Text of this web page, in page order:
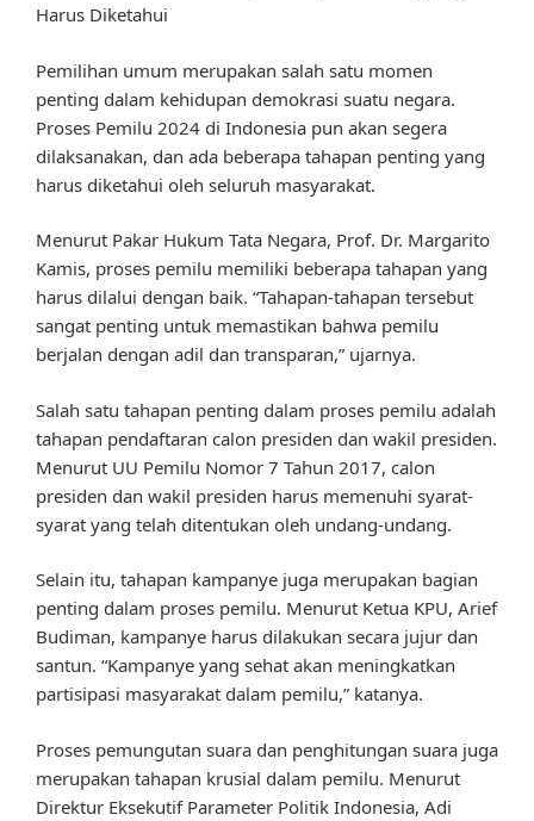
Harus Diketahui
Pemilihan umum merupakan salah satu momen
penting dalam kehidupan demokrasi suatu negara.
Proses Pemilu 2024 di Indonesia pun akan segera
dilaksanakan, dan ada beberapa tahapan penting yang
harus diketahui oleh seluruh masyarakat.
Menurut Pakar Hukum Tata Negara, Prof. Dr. Margarito
Kamis, proses pemilu memiliki beberapa tahapan yang
harus dilalui dengan baik. “Tahapan-tahapan tersebut
sangat penting untuk memastikan bahwa pemilu
berjalan dengan adil dan transparan,” ujarnya.
Salah satu tahapan penting dalam proses pemilu adalah
tahapan pendaftaran calon presiden dan wakil presiden.
Menurut UU Pemilu Nomor 7 Tahun 2017, calon
presiden dan wakil presiden harus memenuhi syarat-
syarat yang telah ditentukan oleh undang-undang.
Selain itu, tahapan kampanye juga merupakan bagian
penting dalam proses pemilu. Menurut Ketua KPU, Arief
Budiman, kampanye harus dilakukan secara jujur dan
santun. “Kampanye yang sehat akan meningkatkan
partisipasi masyarakat dalam pemilu,” katanya.
Proses pemungutan suara dan penghitungan suara juga
merupakan tahapan krusial dalam pemilu. Menurut
Direktur Eksekutif Parameter Politik Indonesia, Adi